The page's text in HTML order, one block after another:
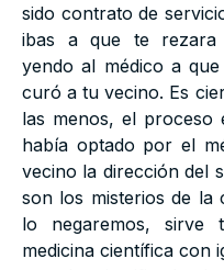
sido contrato de
ibas a que te
yendo al médico a
curó a tu vecino. Es
las menos, el
había optado por el
vecino la dirección del
son los misterios de la
lo negaremos, sirve
medicina científica con